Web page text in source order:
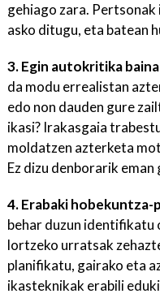
gehiago zara.
asko ditugu, eta batean
3. Egin autokritika
da modu errealistan
edo non dauden gure
ikasi? Irakasgaia
moldatzen azterketa
Ez dizu denborarik
4. Erabaki hobekuntza-
behar duzun identifikatu
lortzeko urratsak
planifikatu, gairako eta
ikasteknikak erabili